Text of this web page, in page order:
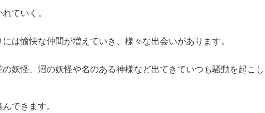
ていく。
は愉快な仲間が増えていき、様々な出会いがあります。
の妖怪、沼の妖怪や名のある神様など出てきていつも騒動を起こし
できます。